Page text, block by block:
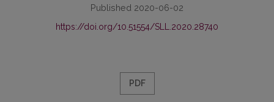
Published 2020-06-02
https://doi.org/10.51554/SLL.2020.28740
PDF